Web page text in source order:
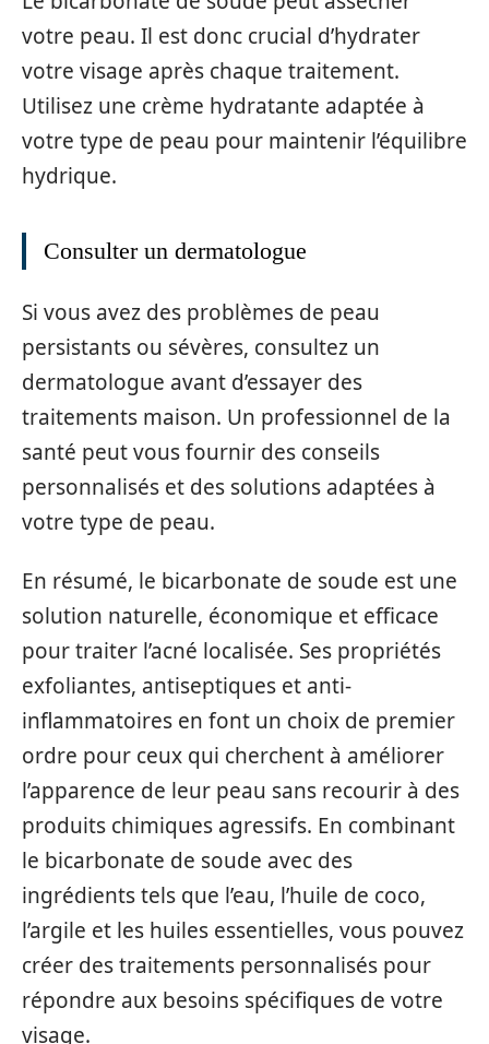
votre peau. Il est donc crucial d’hydrater
votre visage après chaque traitement.
Utilisez une crème hydratante adaptée à
votre type de peau pour maintenir l’équilibre
hydrique.
Consulter un dermatologue
Si vous avez des problèmes de peau
persistants ou sévères, consultez un
dermatologue avant d’essayer des
traitements maison. Un professionnel de la
santé peut vous fournir des conseils
personnalisés et des solutions adaptées à
votre type de peau.
En résumé, le bicarbonate de soude est une
solution naturelle, économique et efficace
pour traiter l’acné localisée. Ses propriétés
exfoliantes, antiseptiques et anti-
inflammatoires en font un choix de premier
ordre pour ceux qui cherchent à améliorer
l’apparence de leur peau sans recourir à des
produits chimiques agressifs. En combinant
le bicarbonate de soude avec des
ingrédients tels que l’eau, l’huile de coco,
l’argile et les huiles essentielles, vous pouvez
créer des traitements personnalisés pour
répondre aux besoins spécifiques de votre
visage.